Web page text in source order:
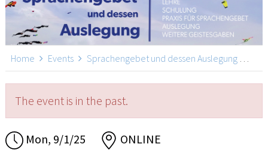
Home Events Sprachengebet und dessen Auslegung
The event is in the past.
Mon, 9/1/25 ONLINE